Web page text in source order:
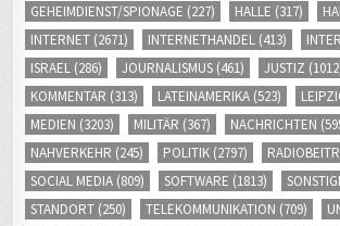
GEHEIMDIENST/SPIONAGE (227) HALLE (317)
INTERNET (2671) INTERNETHANDEL (413)
ISRAEL (286) JOURNALISMUS (461) JUSTIZ
KOMMENTAR (313) LATEINAMERIKA (523)
MEDIEN (3203) MILITÄR (367) NACHRICHTEN
NAHVERKEHR (245) POLITIK (2797)
SOCIAL MEDIA (809) SOFTWARE (1813)
STANDORT (250) TELEKOMMUNIKATION (709)